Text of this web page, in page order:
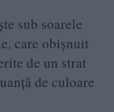
sub soarele
care obișnuit
de un strat
de culoare